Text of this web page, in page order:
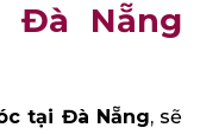
Đà Nẵng
tại Đà Nẵng, sẽ